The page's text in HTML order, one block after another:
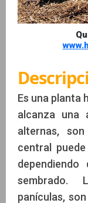
Es una planta
alcanza
alternas,
central
sembrado.
panículas,